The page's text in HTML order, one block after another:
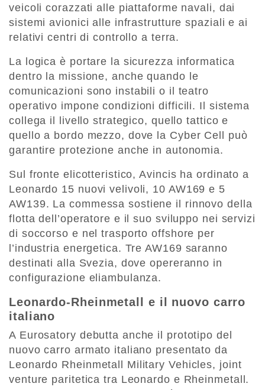
veicoli corazzati alle piattaforme navali, dai
sistemi avionici alle infrastrutture spaziali e ai
relativi centri di controllo a terra.
La logica è portare la sicurezza informatica
dentro la missione, anche quando le
comunicazioni sono instabili o il teatro
operativo impone condizioni difficili. Il sistema
collega il livello strategico, quello tattico e
quello a bordo mezzo, dove la Cyber Cell può
garantire protezione anche in autonomia.
Sul fronte elicotteristico, Avincis ha ordinato a
Leonardo 15 nuovi velivoli, 10 AW169 e 5
AW139. La commessa sostiene il rinnovo della
flotta dell’operatore e il suo sviluppo nei servizi
di soccorso e nel trasporto offshore per
l’industria energetica. Tre AW169 saranno
destinati alla Svezia, dove opereranno in
configurazione eliambulanza.
Leonardo-Rheinmetall e il nuovo carro
italiano
A Eurosatory debutta anche il prototipo del
nuovo carro armato italiano presentato da
Leonardo Rheinmetall Military Vehicles, joint
venture paritetica tra Leonardo e Rheinmetall.